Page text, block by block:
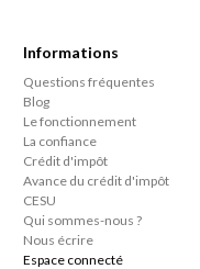
Informations
Questions fréquentes
Blog
Le fonctionnement
La confiance
Crédit d'impôt
Avance du crédit d'impôt
CESU
Qui sommes-nous ?
Nous écrire
Espace connecté